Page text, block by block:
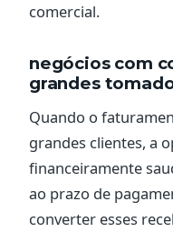
comercial.
negócios com
grandes
Quando o
grandes clientes, a
financeiramente
ao prazo de
converter esses